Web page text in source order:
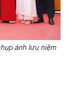
ảnh lưu niệm